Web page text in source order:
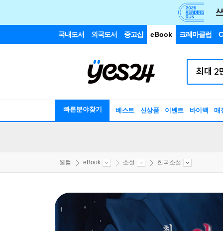
국내도서 외국도서 중고샵 eBook 크레마클럽
빠른분야찾기 베스트 신상품 이벤트 바이백 매
웰컴 eBook 소설 한국소설